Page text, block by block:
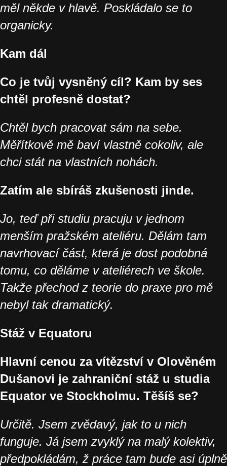
měl někde v hlavě. Poskládalo se to
organicky.
Kam dál
Co je tvůj vysněný cíl? Kam by ses
chtěl profesně dostat?
Chtěl bych pracovat sám na sebe.
Měřítkově mě baví vlastně cokoliv, ale
chci stát na vlastních nohách.
Zatím ale sbíráš zkušenosti jinde.
Jo, teď při studiu pracuju v jednom
menším pražském ateliéru. Dělám tam
navrhovací část, která je dost podobná
tomu, co děláme v ateliérech ve škole.
Takže přechod z teorie do praxe pro mě
nebyl tak dramatický.
Stáž v Equatoru
Hlavní cenou za vítězství v Olověném
Dušanovi je zahraniční stáž u studia
Equator ve Stockholmu. Těšíš se?
Určitě. Jsem zvědavý, jak to u nich
funguje. Já jsem zvyklý na malý kolektiv,
předpokládám, ž práce tam bude asi úplně